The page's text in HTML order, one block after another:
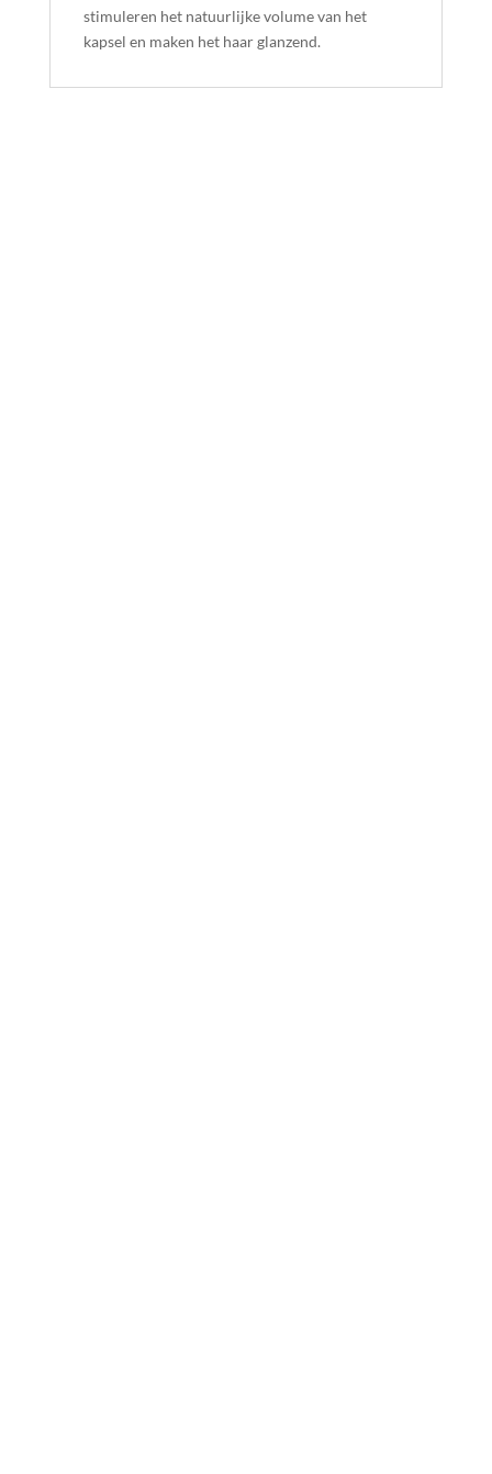
stimuleren het natuurlijke volume van het
kapsel en maken het haar glanzend.